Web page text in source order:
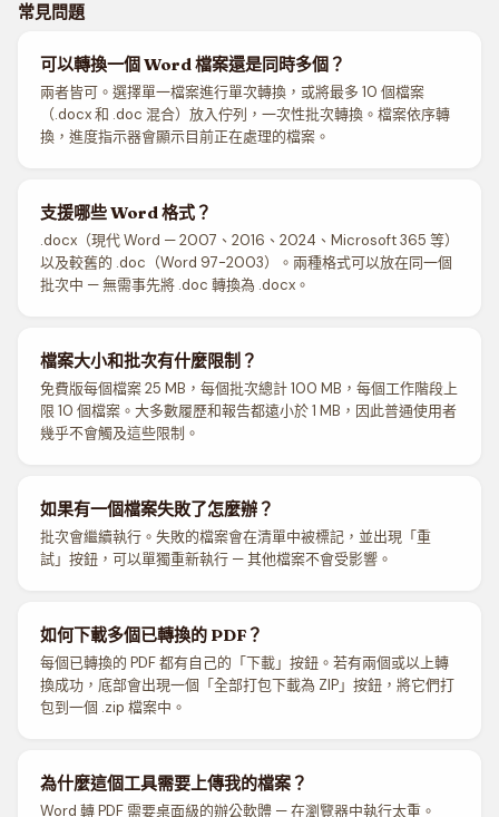
常見問題
可以轉換一個 Word 檔案還是同時多個？
兩者皆可。選擇單一檔案進行單次轉換，或將最多 10 個檔案
（.docx 和 .doc 混合）放入佇列，一次性批次轉換。檔案依序轉
換，進度指示器會顯示目前正在處理的檔案。
支援哪些 Word 格式？
.docx（現代 Word — 2007、2016、2024、Microsoft 365 等）
以及較舊的 .doc（Word 97-2003）。兩種格式可以放在同一個
批次中 — 無需事先將 .doc 轉換為 .docx。
檔案大小和批次有什麼限制？
免費版每個檔案 25 MB，每個批次總計 100 MB，每個工作階段上
限 10 個檔案。大多數履歷和報告都遠小於 1 MB，因此普通使用者
幾乎不會觸及這些限制。
如果有一個檔案失敗了怎麼辦？
批次會繼續執行。失敗的檔案會在清單中被標記，並出現「重
試」按鈕，可以單獨重新執行 — 其他檔案不會受影響。
如何下載多個已轉換的 PDF？
每個已轉換的 PDF 都有自己的「下載」按鈕。若有兩個或以上轉
換成功，底部會出現一個「全部打包下載為 ZIP」按鈕，將它們打
包到一個 .zip 檔案中。
為什麼這個工具需要上傳我的檔案？
Word 轉 PDF 需要桌面級的辦公軟體 — 在瀏覽器中執行太重。